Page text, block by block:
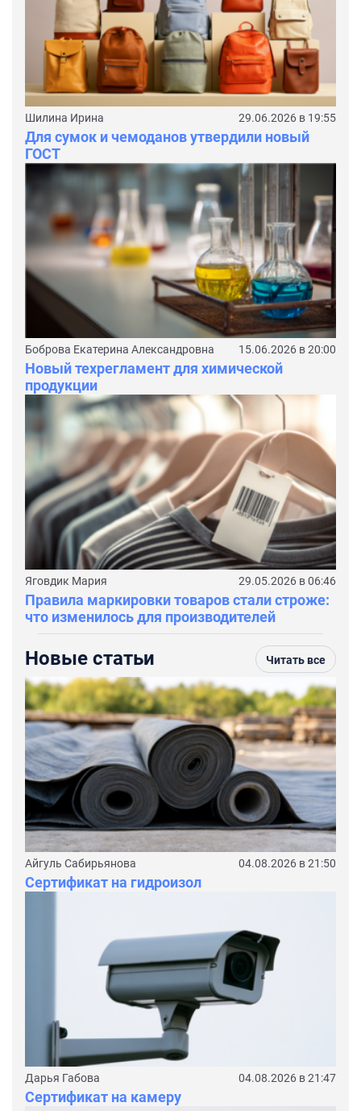
Шилина Ирина 29.06.2026 в 19:55
Для сумок и чемоданов утвердили новый
ГОСТ
Боброва Екатерина Александровна 15.06.2026 в 20:00
Новый техрегламент для химической
продукции
Яговдик Мария 29.05.2026 в 06:46
Правила маркировки товаров стали строже:
что изменилось для производителей
Новые статьи Читать все
Айгуль Сабирьянова 04.08.2026 в 21:50
Сертификат на гидроизол
Дарья Габова 04.08.2026 в 21:47
Сертификат на камеру